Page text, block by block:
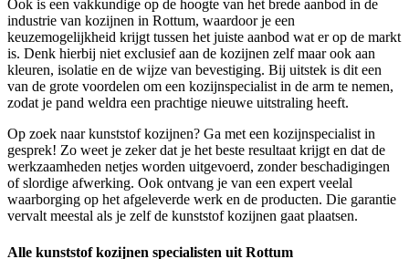
Ook is een vakkundige op de hoogte van het brede aanbod in de
industrie van kozijnen in Rottum, waardoor je een
keuzemogelijkheid krijgt tussen het juiste aanbod wat er op de markt
is. Denk hierbij niet exclusief aan de kozijnen zelf maar ook aan
kleuren, isolatie en de wijze van bevestiging. Bij uitstek is dit een
van de grote voordelen om een kozijnspecialist in de arm te nemen,
zodat je pand weldra een prachtige nieuwe uitstraling heeft.
Op zoek naar kunststof kozijnen? Ga met een kozijnspecialist in
gesprek! Zo weet je zeker dat je het beste resultaat krijgt en dat de
werkzaamheden netjes worden uitgevoerd, zonder beschadigingen
of slordige afwerking. Ook ontvang je van een expert veelal
waarborging op het afgeleverde werk en de producten. Die garantie
vervalt meestal als je zelf de kunststof kozijnen gaat plaatsen.
Alle kunststof kozijnen specialisten uit Rottum